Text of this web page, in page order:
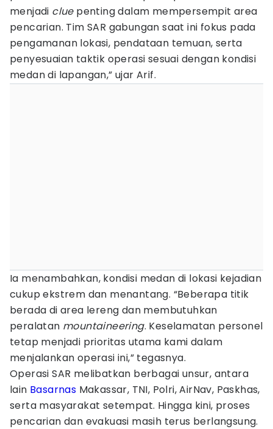
menjadi clue penting dalam mempersempit area
pencarian. Tim SAR gabungan saat ini fokus pada
pengamanan lokasi, pendataan temuan, serta
penyesuaian taktik operasi sesuai dengan kondisi
medan di lapangan,” ujar Arif.
Ia menambahkan, kondisi medan di lokasi kejadian
cukup ekstrem dan menantang. “Beberapa titik
berada di area lereng dan membutuhkan
peralatan mountaineering. Keselamatan personel
tetap menjadi prioritas utama kami dalam
menjalankan operasi ini,” tegasnya.
Operasi SAR melibatkan berbagai unsur, antara
lain Basarnas Makassar, TNI, Polri, AirNav, Paskhas,
serta masyarakat setempat. Hingga kini, proses
pencarian dan evakuasi masih terus berlangsung.